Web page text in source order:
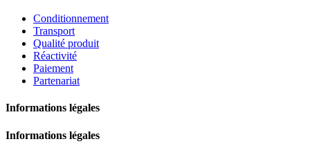
Conditionnement
Transport
Qualité produit
Réactivité
Paiement
Partenariat
Informations légales
Informations légales